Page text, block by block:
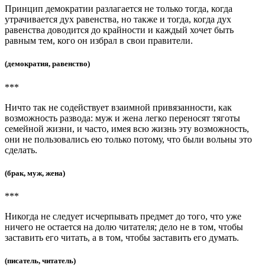
Принцип демократии разлагается не только тогда, когда
утрачивается дух равенства, но также и тогда, когда дух
равенства доводится до крайности и каждый хочет быть
равным тем, кого он избрал в свои правители.
(демократия, равенство)
***
Ничто так не содействует взаимной привязанности, как
возможность развода: муж и жена легко переносят тяготы
семейной жизни, и часто, имея всю жизнь эту возможность,
они не пользовались ею только потому, что были вольны это
сделать.
(брак, муж, жена)
***
Никогда не следует исчерпывать предмет до того, что уже
ничего не остается на долю читателя; дело не в том, чтобы
заставить его читать, а в том, чтобы заставить его думать.
(писатель, читатель)